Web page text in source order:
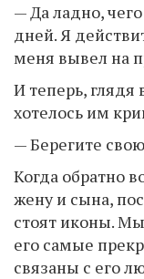
— Да ладно,
дней. Я
меня вывел на
И теперь,
хотелось им
— Берегите
Когда обратно
жену и сына,
стоят иконы.
его самые
связаны с его